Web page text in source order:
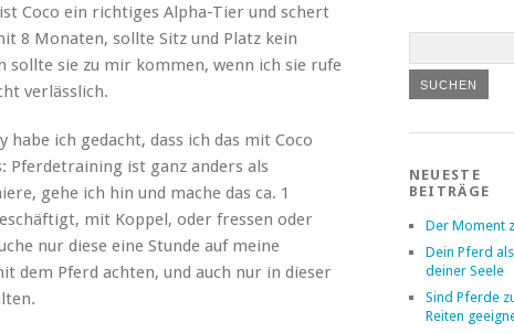
Coco ein richtiges Alpha-Tier und schert
8 Monaten, sollte Sitz und Platz kein
sollte sie zu mir kommen, wenn ich sie rufe
verlässlich.
ich gedacht, dass ich das mit Coco
Pferdetraining ist ganz anders als
gehe ich hin und mache das ca. 1
mit Koppel, oder fressen oder
nur diese eine Stunde auf meine
dem Pferd achten, und auch nur in dieser
NEUESTE
BEITRÄGE
Der Moment
Dein Pferd
deiner Seele
Sind Pferde
Reiten